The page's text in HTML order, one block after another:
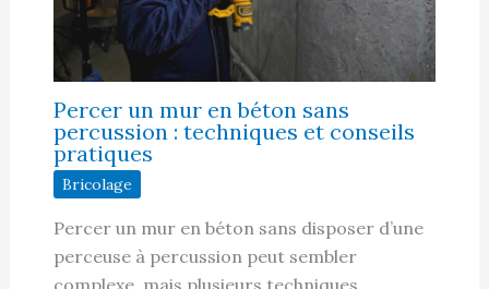
Percer un mur en béton sans
percussion : techniques et conseils
pratiques
Bricolage
Percer un mur en béton sans disposer d’une
perceuse à percussion peut sembler
complexe, mais plusieurs techniques